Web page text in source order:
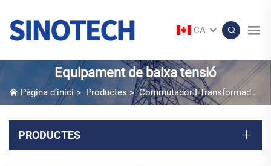
CA
Equipament de baixa tensió
Pàgina d’inici > Productes >Commutador I Transformador En Caixa
PRODUCTES